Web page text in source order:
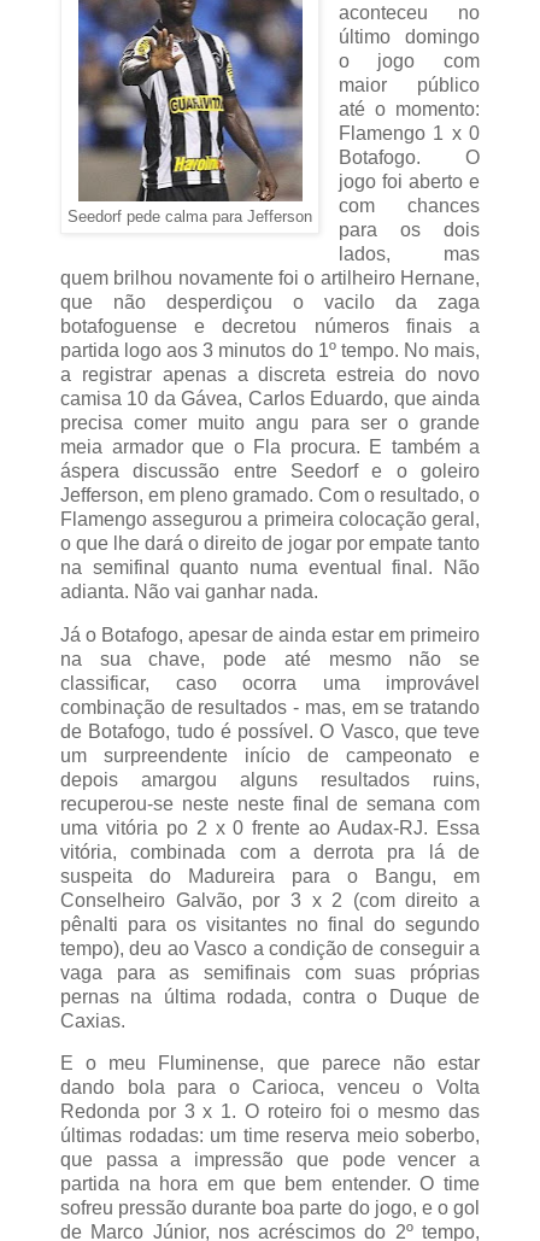
Seedorf pede calma para Jefferson
aconteceu no
último domingo
o jogo com
maior público
até o momento:
Flamengo 1 x 0
Botafogo. O
jogo foi aberto e
com chances
para os dois
lados, mas
quem brilhou novamente foi o artilheiro Hernane,
que não desperdiçou o vacilo da zaga
botafoguense e decretou números finais a
partida logo aos 3 minutos do 1º tempo. No mais,
a registrar apenas a discreta estreia do novo
camisa 10 da Gávea, Carlos Eduardo, que ainda
precisa comer muito angu para ser o grande
meia armador que o Fla procura. E também a
áspera discussão entre Seedorf e o goleiro
Jefferson, em pleno gramado. Com o resultado, o
Flamengo assegurou a primeira colocação geral,
o que lhe dará o direito de jogar por empate tanto
na semifinal quanto numa eventual final. Não
adianta. Não vai ganhar nada.
Já o Botafogo, apesar de ainda estar em primeiro
na sua chave, pode até mesmo não se
classificar, caso ocorra uma improvável
combinação de resultados - mas, em se tratando
de Botafogo, tudo é possível. O Vasco, que teve
um surpreendente início de campeonato e
depois amargou alguns resultados ruins,
recuperou-se neste neste final de semana com
uma vitória po 2 x 0 frente ao Audax-RJ. Essa
vitória, combinada com a derrota pra lá de
suspeita do Madureira para o Bangu, em
Conselheiro Galvão, por 3 x 2 (com direito a
pênalti para os visitantes no final do segundo
tempo), deu ao Vasco a condição de conseguir a
vaga para as semifinais com suas próprias
pernas na última rodada, contra o Duque de
Caxias.
E o meu Fluminense, que parece não estar
dando bola para o Carioca, venceu o Volta
Redonda por 3 x 1. O roteiro foi o mesmo das
últimas rodadas: um time reserva meio soberbo,
que passa a impressão que pode vencer a
partida na hora em que bem entender. O time
sofreu pressão durante boa parte do jogo, e o gol
de Marco Júnior, nos acréscimos do 2º tempo,